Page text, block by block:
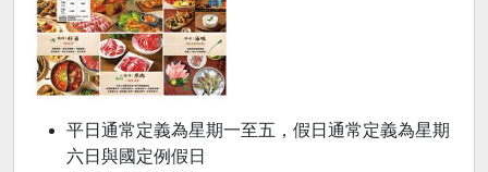
平日通常定義為星期一至五，假日通常定義為星期
六日與國定例假日